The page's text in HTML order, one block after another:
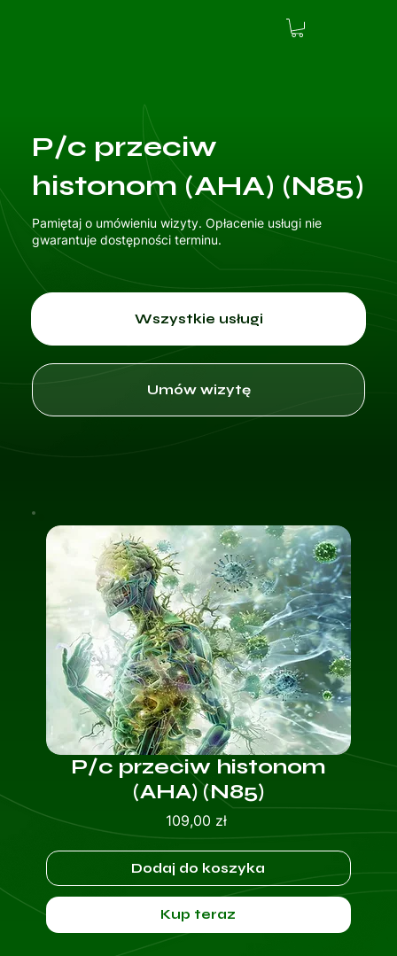
P/c przeciw
histonom (AHA) (N85)
Pamiętaj o umówieniu wizyty. Opłacenie usługi nie
gwarantuje dostępności terminu.
Wszystkie usługi
Umów wizytę
P/c przeciw histonom
(AHA) (N85)
109,00 złCena
Dodaj do koszyka
Kup teraz